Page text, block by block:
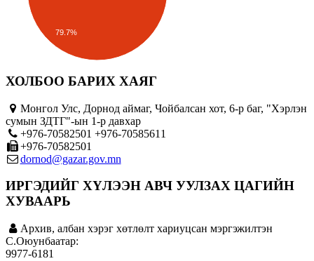
79.7%
ХОЛБОО БАРИХ ХАЯГ
Монгол Улс, Дорнод аймаг, Чойбалсан хот, 6-р баг, "Хэрлэн
сумын ЗДТГ"-ын 1-р давхар
+976-70582501 +976-70585611
+976-70582501
dornod@gazar.gov.mn
ИРГЭДИЙГ ХҮЛЭЭН АВЧ УУЛЗАХ ЦАГИЙН
ХУВААРЬ
Архив, албан хэрэг хөтлөлт хариуцсан мэргэжилтэн
C.Оюунбаатар:
9977-6181